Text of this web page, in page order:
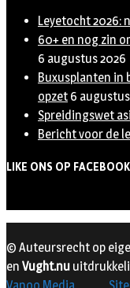
Leyetocht 2026:
60+ en nog zin
6 augustus 2026
Buxusplanten in
opzet 6
Spreidingswet
Bericht voor de
LIKE ONS OP
© Auteursrecht op
en Vught.nu